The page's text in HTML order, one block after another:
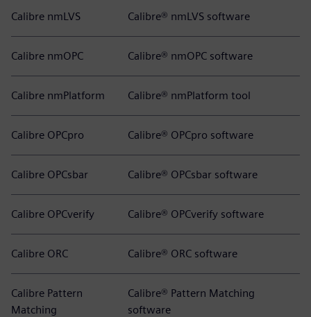
Calibre nmLVS Calibre® nmLVS software
Calibre nmOPC Calibre® nmOPC software
Calibre nmPlatform Calibre® nmPlatform tool
Calibre OPCpro Calibre® OPCpro software
Calibre OPCsbar Calibre® OPCsbar software
Calibre OPCverify Calibre® OPCverify software
Calibre ORC Calibre® ORC software
Calibre Pattern
Matching
Calibre® Pattern Matching
software